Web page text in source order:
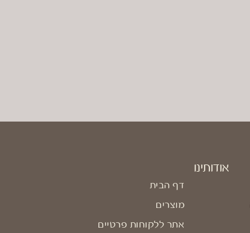
אודותינו
דף הבית
מוצרים
אתר ללקוחות פרטיים